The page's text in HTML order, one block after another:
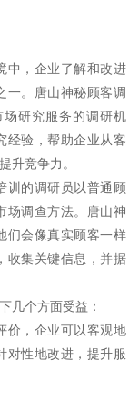
中，企业了解和改进
一。唐山神秘顾客调
研究服务的调研机
经验，帮助企业从客
升竞争力。
训的调研员以普通顾
场调查方法。唐山神
们会像真实顾客一样
收集关键信息，并据
几个方面受益：
价，企业可以客观地
对性地改进，提升服